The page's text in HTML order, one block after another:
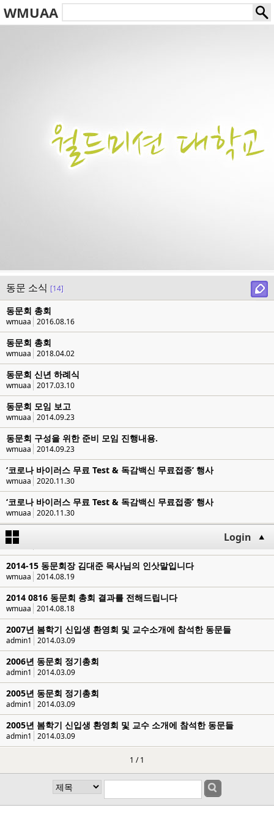
WMUAA
동문 소식 [14]
동문회 총회
wmuaa 2016.08.16
동문회 총회
wmuaa 2018.04.02
동문회 신년 하례식
wmuaa 2017.03.10
동문회 모임 보고
wmuaa 2014.09.23
동문회 구성을 위한 준비 모임 진행내용.
wmuaa 2014.09.23
‘코로나 바이러스 무료 Test & 독감백신 무료접종’ 행사
wmuaa 2020.11.30
‘코로나 바이러스 무료 Test & 독감백신 무료접종’ 행사
wmuaa 2020.11.30
2016 여름 동문회 행사안내
wmuaa
2014-15 동문회장 김대준 목사님의 인삿말입니다
wmuaa 2014.08.19
2014 0816 동문회 총회 결과를 전해드립니다
wmuaa 2014.08.18
2007년 봄학기 신입생 환영회 및 교수소개에 참석한 동문들
admin1 2014.03.09
2006년 동문회 정기총회
admin1 2014.03.09
2005년 동문회 정기총회
admin1 2014.03.09
2005년 봄학기 신입생 환영회 및 교수 소개에 참석한 동문들
admin1 2014.03.09
1 / 1
Login